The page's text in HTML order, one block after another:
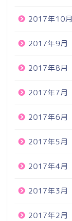
2017年10月
2017年9月
2017年8月
2017年7月
2017年6月
2017年5月
2017年4月
2017年3月
2017年2月